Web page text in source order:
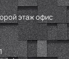
этаж офис